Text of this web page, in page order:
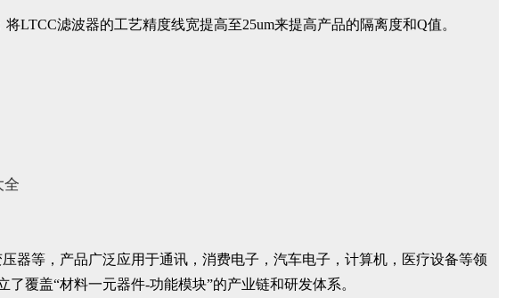
LTCC滤波器的工艺精度线宽提高至25um来提高产品的隔离度和Q值。
器等，产品广泛应用于通讯，消费电子，汽车电子，计算机，医疗设备等领
覆盖“材料一元器件-功能模块”的产业链和研发体系。